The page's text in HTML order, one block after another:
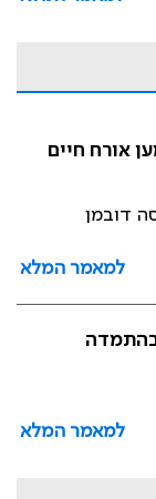
אורח חיים
דובמן
למאמר המלא
בהתמדה
למאמר המלא